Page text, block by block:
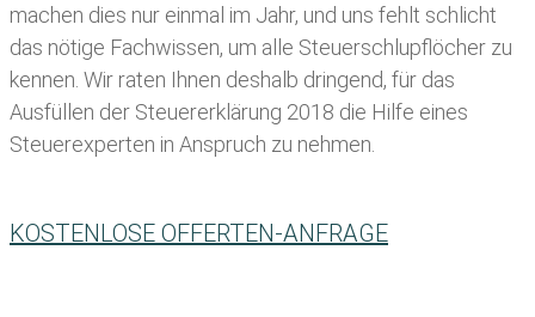
machen dies nur einmal im Jahr, und uns fehlt schlicht
das nötige Fachwissen, um alle Steuerschlupflöcher zu
kennen. Wir raten Ihnen deshalb dringend, für das
Ausfüllen der Steuererklärung 2018 die Hilfe eines
Steuerexperten in Anspruch zu nehmen.
KOSTENLOSE OFFERTEN-ANFRAGE